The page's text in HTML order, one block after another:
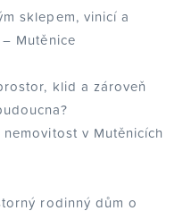
sklepem, vinicí a
Mutěnice
klid a zároveň
v Mutěnicích
rodinný dům o